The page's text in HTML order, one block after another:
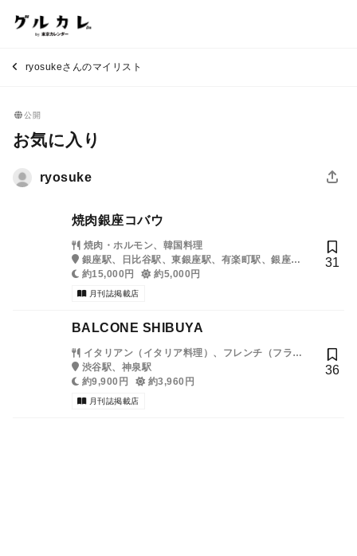
ryosukeさんのマイリスト
公開
お気に入り
ryosuke
焼肉銀座コバウ
焼肉・ホルモン、韓国料理
銀座駅、日比谷駅、東銀座駅、有楽町駅、銀座一
丁目駅、新橋駅、内幸町駅、築地市場駅
約15,000円 約5,000円
月刊誌掲載店
31
BALCONE SHIBUYA
イタリアン（イタリア料理）、フレンチ（フラン
ス料理）、ワイン
渋谷駅、神泉駅
約9,900円
約3,960円
月刊誌掲載店
36